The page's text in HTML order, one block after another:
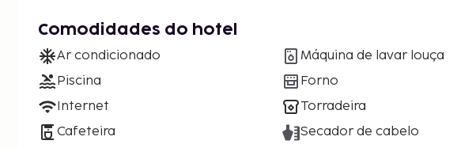
Comodidades do hotel
Ar condicionado
Piscina
Internet
Cafeteira
Máquina de lavar louça
Forno
Torradeira
Secador de cabelo